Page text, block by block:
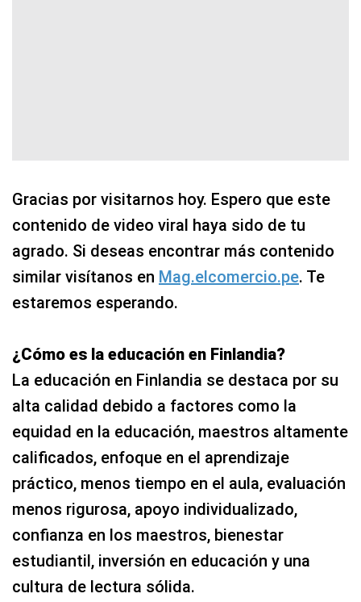
Gracias por visitarnos hoy. Espero que este
contenido de video viral haya sido de tu
agrado. Si deseas encontrar más contenido
similar visítanos en Mag.elcomercio.pe. Te
estaremos esperando.
¿Cómo es la educación en Finlandia?
La educación en Finlandia se destaca por su
alta calidad debido a factores como la
equidad en la educación, maestros altamente
calificados, enfoque en el aprendizaje
práctico, menos tiempo en el aula, evaluación
menos rigurosa, apoyo individualizado,
confianza en los maestros, bienestar
estudiantil, inversión en educación y una
cultura de lectura sólida.